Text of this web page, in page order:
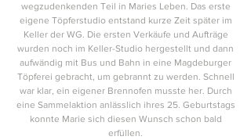
wegzudenkenden Teil in Maries Leben. Das erste
eigene Töpferstudio entstand kurze Zeit später im
Keller der WG. Die ersten Verkäufe und Aufträge
wurden noch im Keller-Studio hergestellt und dann
aufwändig mit Bus und Bahn in eine Magdeburger
Töpferei gebracht, um gebrannt zu werden. Schnell
war klar, ein eigener Brennofen musste her. Durch
eine Sammelaktion anlässlich ihres 25. Geburtstags
konnte Marie sich diesen Wunsch schon bald
erfüllen.